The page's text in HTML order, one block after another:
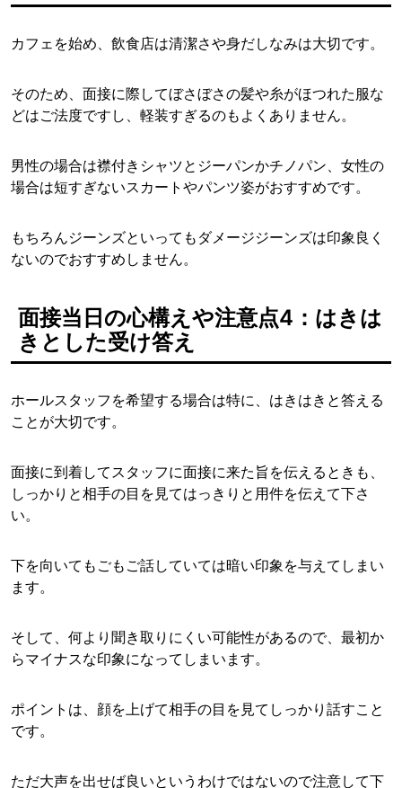
カフェを始め、飲食店は清潔さや身だしなみは大切です。
そのため、面接に際してぼさぼさの髪や糸がほつれた服な
どはご法度ですし、軽装すぎるのもよくありません。
男性の場合は襟付きシャツとジーパンかチノパン、女性の
場合は短すぎないスカートやパンツ姿がおすすめです。
もちろんジーンズといってもダメージジーンズは印象良く
ないのでおすすめしません。
面接当日の心構えや注意点4：はきは
きとした受け答え
ホールスタッフを希望する場合は特に、はきはきと答える
ことが大切です。
面接に到着してスタッフに面接に来た旨を伝えるときも、
しっかりと相手の目を見てはっきりと用件を伝えて下さ
い。
下を向いてもごもご話していては暗い印象を与えてしまい
ます。
そして、何より聞き取りにくい可能性があるので、最初か
らマイナスな印象になってしまいます。
ポイントは、顔を上げて相手の目を見てしっかり話すこと
です。
ただ大声を出せば良いというわけではないので注意して下